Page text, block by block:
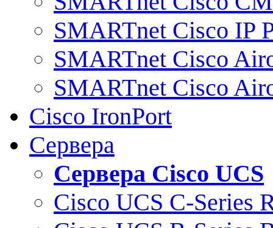
SMARTnet Cisco IP
SMARTnet Cisco
SMARTnet Cisco
Cisco IronPort
Сервера
Сервера Cisco UCS
Cisco UCS C-Series